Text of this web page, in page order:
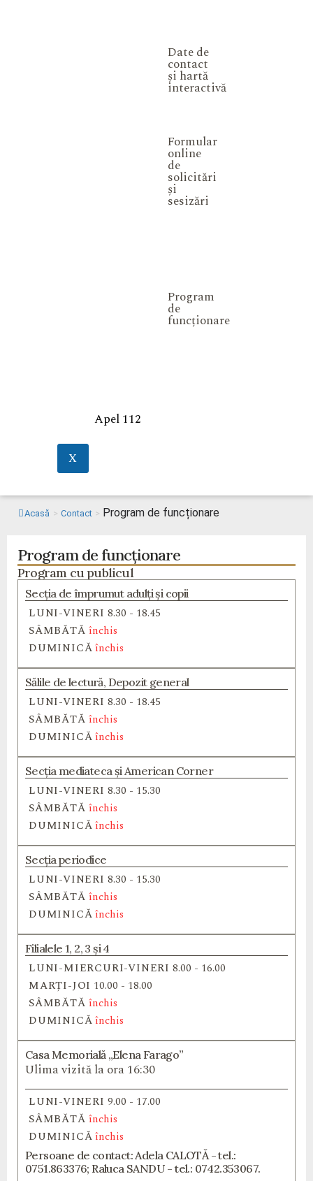
Date de
contact
și hartă
interactivă
Formular
online
de
solicitări
și
sesizări
Program
de
funcționare
Apel 112
X
Acasă > Contact > Program de funcționare
Program de funcționare
Program cu publicul
Secția de împrumut adulți și copii
LUNI-VINERI 8.30 - 18.45
SÂMBĂTĂînchis
DUMINICĂînchis
Sălile de lectură, Depozit general
LUNI-VINERI 8.30 - 18.45
SÂMBĂTĂînchis
DUMINICĂînchis
Secția mediateca și American Corner
LUNI-VINERI 8.30 - 15.30
SÂMBĂTĂînchis
DUMINICĂînchis
Secția periodice
LUNI-VINERI 8.30 - 15.30
SÂMBĂTĂînchis
DUMINICĂînchis
Filialele 1, 2, 3 și 4
LUNI-MIERCURI-VINERI 8.00 - 16.00
MARȚI-JOI 10.00 - 18.00
SÂMBĂTĂînchis
DUMINICĂînchis
Casa Memorială „Elena Farago”
Ulima vizită la ora 16:30
LUNI-VINERI 9.00 - 17.00
SÂMBĂTĂînchis
DUMINICĂînchis
Persoane de contact: Adela CALOTĂ - tel.:
0751.863376; Raluca SANDU - tel.: 0742.353067.